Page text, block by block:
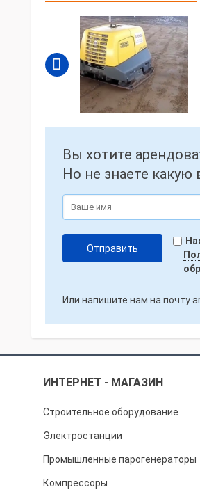
Вы хотите
Но не знаете какую
Или напишите нам на почту
ИНТЕРНЕТ - МАГАЗИН
Строительное оборудование
Электростанции
Промышленные парогенераторы
Компрессоры